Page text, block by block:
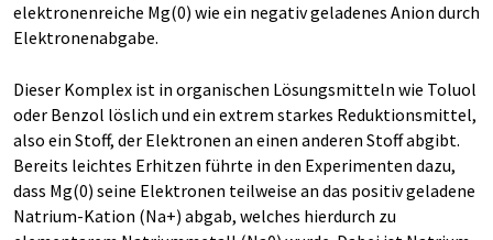
elektronenreiche Mg(0) wie ein negativ geladenes Anion durch
Elektronenabgabe.
Dieser Komplex ist in organischen Lösungsmitteln wie Toluol
oder Benzol löslich und ein extrem starkes Reduktionsmittel,
also ein Stoff, der Elektronen an einen anderen Stoff abgibt.
Bereits leichtes Erhitzen führte in den Experimenten dazu,
dass Mg(0) seine Elektronen teilweise an das positiv geladene
Natrium-Kation (Na+) abgab, welches hierdurch zu